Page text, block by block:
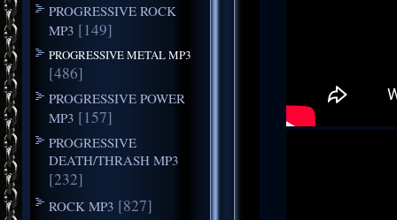
PROGRESSIVE ROCK
MP3 [149]
PROGRESSIVE METAL MP3
[486]
PROGRESSIVE POWER
MP3 [157]
PROGRESSIVE
DEATH/THRASH MP3
[232]
ROCK MP3 [827]